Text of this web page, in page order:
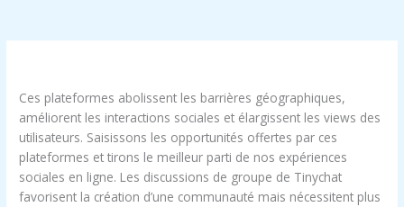
o r i r
Ces plateformes abolissent les barrières géographiques,
améliorent les interactions sociales et élargissent les views des
utilisateurs. Saisissons les opportunités offertes par ces
plateformes et tirons le meilleur parti de nos expériences
sociales en ligne. Les discussions de groupe de Tinychat
favorisent la création d’une communauté mais nécessitent plus